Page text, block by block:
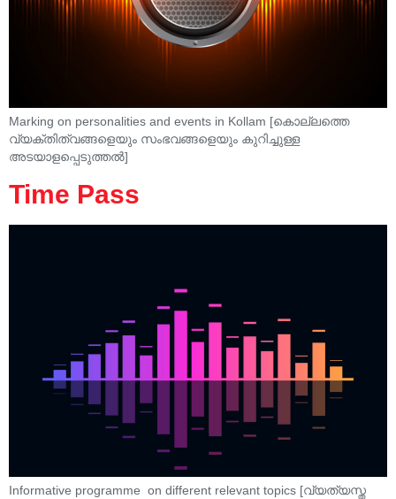
Marking on personalities and events in Kollam [കൊല്ലത്തെ
വ്യക്തിത്വങ്ങളെയും സംഭവങ്ങളെയും കുറിച്ചുള്ള
അടയാളപ്പെടുത്തൽ]
Time Pass
Informative programme on different relevant topics [വ്യത്യസ്ത